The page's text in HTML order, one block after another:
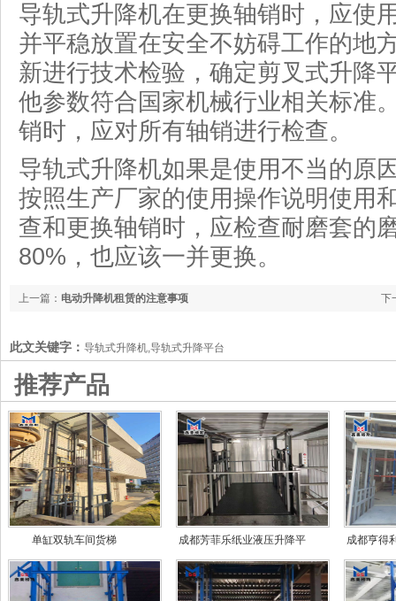
导轨式升降机在更换轴销时，应使
并平稳放置在安全不妨碍工作的地
新进行技术检验，确定剪叉式升降
他参数符合国家机械行业相关标准
销时，应对所有轴销进行检查。
导轨式升降机如果是使用不当的原
按照生产厂家的使用操作说明使用
查和更换轴销时，应检查耐磨套的
80%，也应该一并更换。
下
上一篇： 电动升降机租赁的注意事项
此文关键字： 导轨式升降机,导轨式升降平台
推荐产品
单缸双轨车间货梯
成都芳菲乐纸业液压升降平
成都亨得